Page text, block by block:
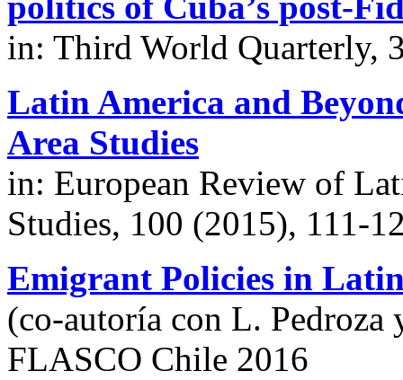
in: Third World Quarterly,
Latin America and
Area Studies
in: European Review of
Studies, 100 (2015), 111-
Emigrant Policies in
(co-autoría con L. Pedroza
FLASCO Chile 2016